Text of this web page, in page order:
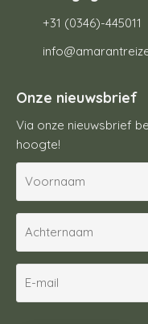
+31 (0346)-445011
Onze nieuwsbrief
Via onze nieuwsbrief
hoogte!
o
n
h
e